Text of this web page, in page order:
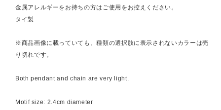
金属アレルギーをお持ちの方はご使用をお控えください。
タイ製
※商品画像に載っていても、種類の選択肢に表示されないカラーは売
り切れです。
Both pendant and chain are very light.
Motif size: 2.4cm diameter